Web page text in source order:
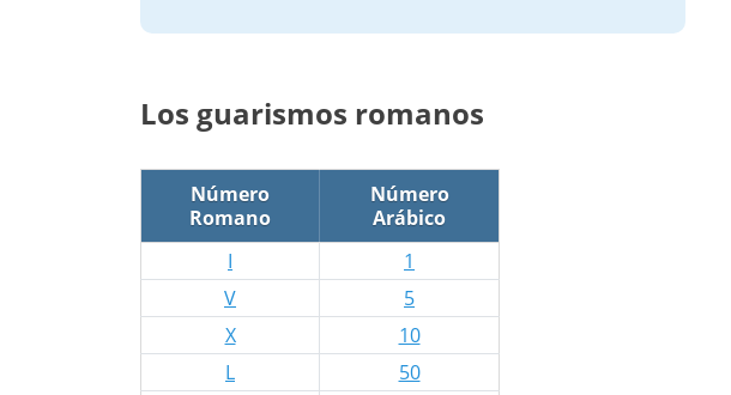
Los guarismos romanos
Número
Romano
Número
Arábico
I
1
V
5
X
10
L
50